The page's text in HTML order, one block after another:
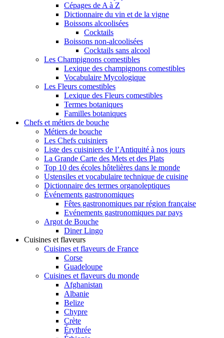
Cépages de A à Z
Dictionnaire du vin et de la vigne
Boissons alcoolisées
Cocktails
Boissons non-alcoolisées
Cocktails sans alcool
Les Champignons comestibles
Lexique des champignons comestibles
Vocabulaire Mycologique
Les Fleurs comestibles
Lexique des Fleurs comestibles
Termes botaniques
Familles botaniques
Chefs et métiers de bouche
Métiers de bouche
Les Chefs cuisiniers
Liste des cuisiniers de l’Antiquité à nos jours
La Grande Carte des Mets et des Plats
Top 10 des écoles hôtelières dans le monde
Ustensiles et vocabulaire technique de cuisine
Dictionnaire des termes organoleptiques
Événements gastronomiques
Fêtes gastronomiques par région française
Evénements gastronomiques par pays
Argot de Bouche
Diner Lingo
Cuisines et flaveurs
Cuisines et flaveurs de France
Corse
Guadeloupe
Cuisines et flaveurs du monde
Afghanistan
Albanie
Belize
Chypre
Crète
Érythrée